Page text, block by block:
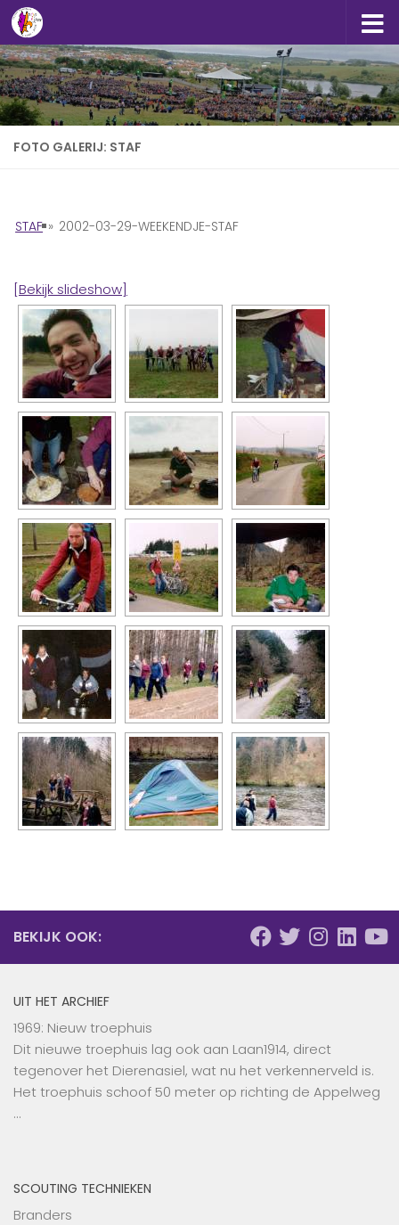
Doorgaan naar inhoud
FOTO GALERIJ: STAF
STAF » 2002-03-29-WEEKENDJE-STAF
[Bekijk slideshow]
BEKIJK OOK:
UIT HET ARCHIEF
1969: Nieuw troephuis
Dit nieuwe troephuis lag ook aan Laan1914, direct
tegenover het Dierenasiel, wat nu het verkennerveld is.
Het troephuis schoof 50 meter op richting de Appelweg
…
SCOUTING TECHNIEKEN
Branders